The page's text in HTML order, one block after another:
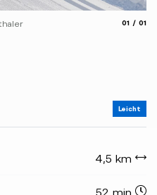
01 01
Leicht
4,5 km